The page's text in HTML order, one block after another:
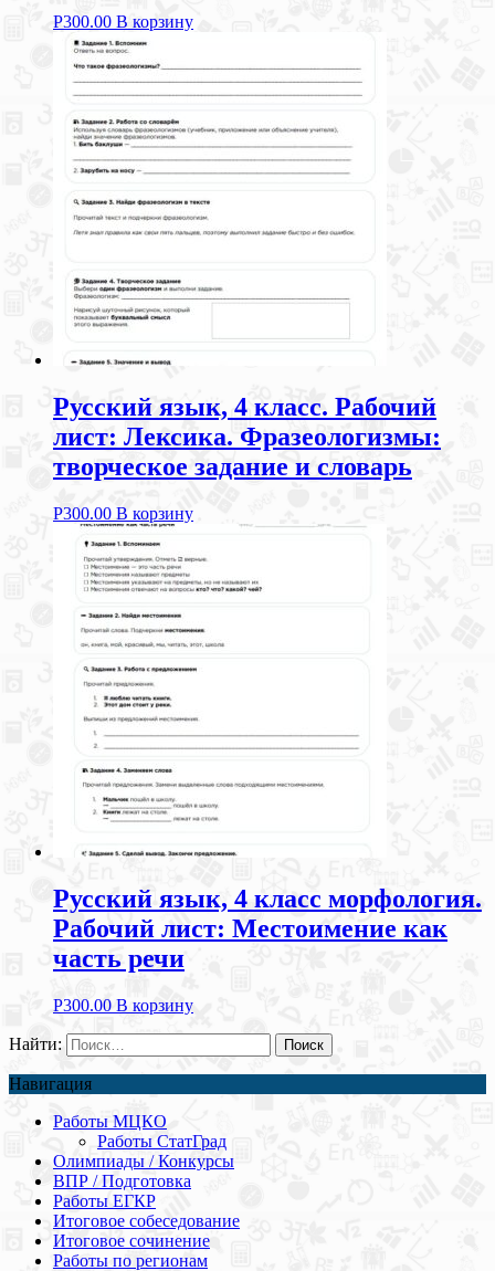
Р300.00 В корзину
Русский язык, 4 класс. Рабочий
лист: Лексика. Фразеологизмы:
творческое задание и словарь
Р300.00 В корзину
Русский язык, 4 класс морфология.
Рабочий лист: Местоимение как
часть речи
Р300.00 В корзину
Найти:
Навигация
Работы МЦКО
Работы СтатГрад
Олимпиады / Конкурсы
ВПР / Подготовка
Работы ЕГКР
Итоговое собеседование
Итоговое сочинение
Работы по регионам